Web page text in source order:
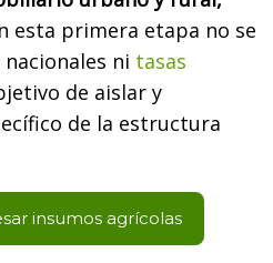
esta primera etapa no se
ni tasas
de aislar y
de la estructura
insumos agrícolas